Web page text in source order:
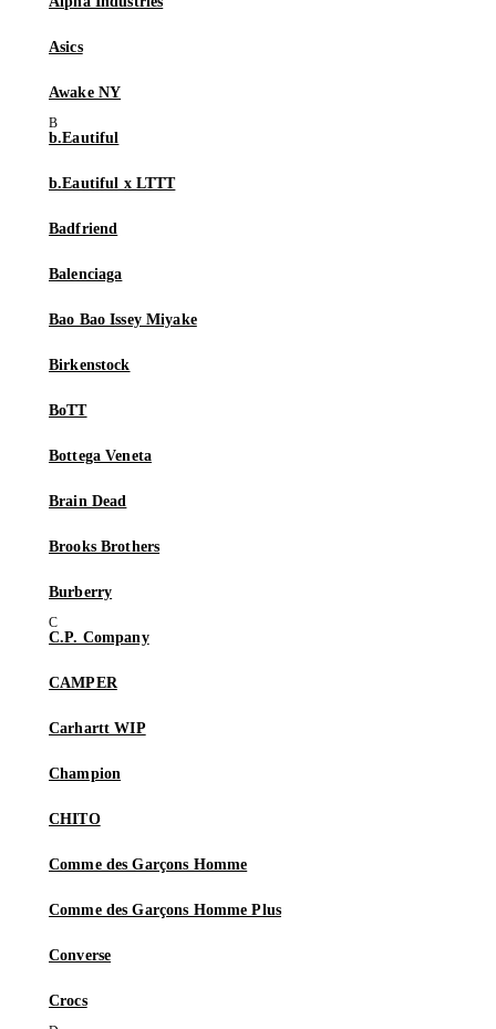
Asics
Awake NY
b.Eautiful
b.Eautiful x LTTT
Badfriend
Balenciaga
Bao Bao Issey Miyake
Birkenstock
BoTT
Bottega Veneta
Brain Dead
Brooks Brothers
Burberry
C.P. Company
CAMPER
Carhartt WIP
Champion
CHITO
Comme des Garçons Homme
Comme des Garçons Homme Plus
Converse
Crocs